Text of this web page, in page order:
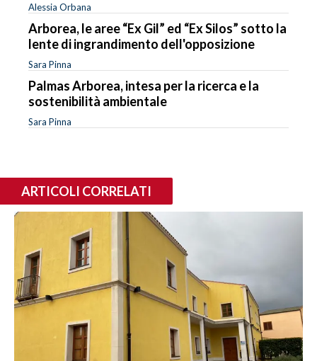
Alessia Orbana
Arborea, le aree “Ex Gil” ed “Ex Silos” sotto la
lente di ingrandimento dell'opposizione
Sara Pinna
Palmas Arborea, intesa per la ricerca e la
sostenibilità ambientale
Sara Pinna
ARTICOLI CORRELATI